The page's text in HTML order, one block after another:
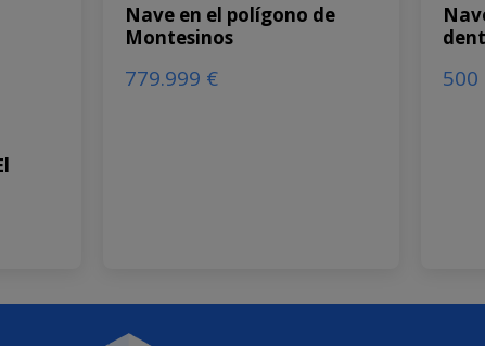
Nave en el polígono de
Montesinos
779.999 € 500